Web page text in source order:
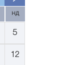
НД
5
12